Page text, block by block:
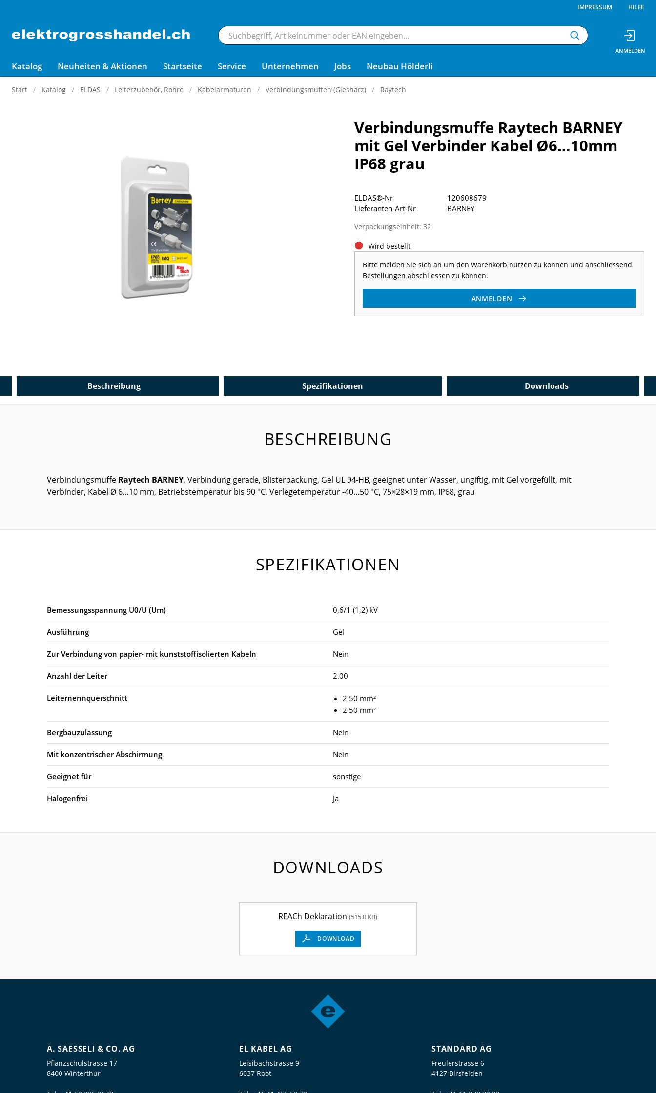
IMPRESSUM HILFE
Katalog Neuheiten & Aktionen Startseite Service Unternehmen Jobs Neubau Hölderli
Start Katalog ELDAS Leiterzubehör, Rohre Kabelarmaturen Verbindungsmuffen (Giesharz) Raytech
Verbindungsmuffe Raytech BARNEY
mit Gel Verbinder Kabel Ø6…10mm
IP68 grau
Verpackungseinheit: 32
Wird bestellt
Bitte melden Sie sich an um den Warenkorb nutzen zu können und anschliessend
Bestellungen abschliessen zu können.
ANMELDEN
ELDAS®-Nr
120608679
Lieferanten-Art-Nr
BARNEY
Beschreibung Spezifikationen Downloads
BESCHREIBUNG
Verbindungsmuffe Raytech BARNEY, Verbindung gerade, Blisterpackung, Gel UL 94-HB, geeignet unter Wasser, ungiftig, mit Gel vorgefüllt, mit
Verbinder, Kabel Ø 6…10 mm, Betriebstemperatur bis 90 °C, Verlegetemperatur -40…50 °C, 75×28×19 mm, IP68, grau
SPEZIFIKATIONEN
Bemessungsspannung U0/U (Um) 0,6/1 (1,2) kV
Ausführung Gel
Zur Verbindung von papier- mit kunststoffisolierten Kabeln Nein
Anzahl der Leiter 2.00
Leiternennquerschnitt
2.50 mm²
2.50 mm²
Bergbauzulassung Nein
Mit konzentrischer Abschirmung Nein
Geeignet für sonstige
Halogenfrei Ja
DOWNLOADS
REACh Deklaration(515.0 KB)
DOWNLOAD
A. SAESSELI & CO. AG
Pflanzschulstrasse 17
8400 Winterthur
EL KABEL AG
Leisibachstrasse 9
6037 Root
STANDARD AG
Freulerstrasse 6
4127 Birsfelden